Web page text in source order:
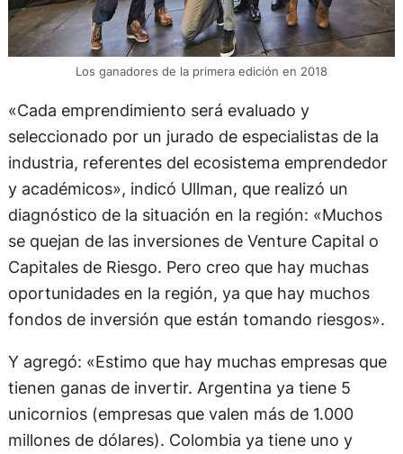
Los ganadores de la primera edición en 2018
«Cada emprendimiento será evaluado y
seleccionado por un jurado de especialistas de la
industria, referentes del ecosistema emprendedor
y académicos», indicó Ullman, que realizó un
diagnóstico de la situación en la región: «Muchos
se quejan de las inversiones de Venture Capital o
Capitales de Riesgo. Pero creo que hay muchas
oportunidades en la región, ya que hay muchos
fondos de inversión que están tomando riesgos».
Y agregó: «Estimo que hay muchas empresas que
tienen ganas de invertir. Argentina ya tiene 5
unicornios (empresas que valen más de 1.000
millones de dólares). Colombia ya tiene uno y